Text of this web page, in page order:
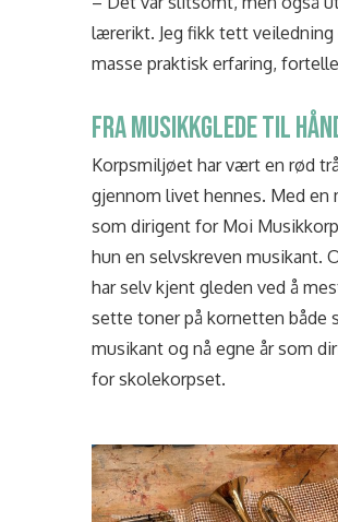
lærerikt. Jeg fikk tett veiledning
masse praktisk erfaring,
FRA MUSIKKGLEDE TIL
Korpsmiljøet har vært en rød
gjennom livet hennes. Med en
som dirigent for Moi
hun en selvskreven musikant.
har selv kjent gleden ved å
sette toner på kornetten både
musikant og nå egne år som
for skolekorpset.